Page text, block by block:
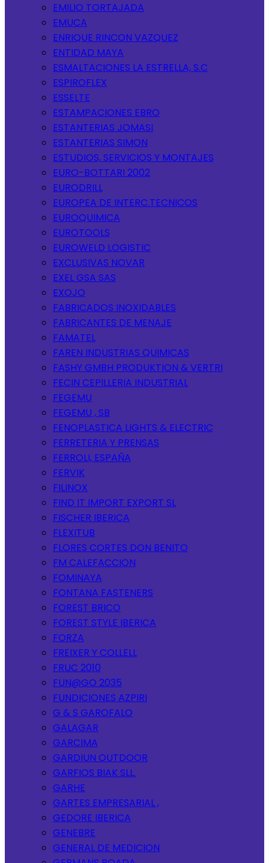
EMILIO TORTAJADA
EMUCA
ENRIQUE RINCON VAZQUEZ
ENTIDAD MAYA
ESMALTACIONES LA ESTRELLA, S.C
ESPIROFLEX
ESSELTE
ESTAMPACIONES EBRO
ESTANTERIAS JOMASI
ESTANTERIAS SIMON
ESTUDIOS, SERVICIOS Y MONTAJES
EURO-BOTTARI 2002
EURODRILL
EUROPEA DE INTERC.TECNICOS
EUROQUIMICA
EUROTOOLS
EUROWELD LOGISTIC
EXCLUSIVAS NOVAR
EXEL GSA SAS
EXOJO
FABRICADOS INOXIDABLES
FABRICANTES DE MENAJE
FAMATEL
FAREN INDUSTRIAS QUIMICAS
FASHY GMBH PRODUKTION & VERTRI
FECIN CEPILLERIA INDUSTRIAL
FEGEMU
FEGEMU , SB
FENOPLASTICA LIGHTS & ELECTRIC
FERRETERIA Y PRENSAS
FERROLI, ESPAÑA
FERVIK
FILINOX
FIND IT IMPORT EXPORT SL
FISCHER IBERICA
FLEXITUB
FLORES CORTES DON BENITO
FM CALEFACCION
FOMINAYA
FONTANA FASTENERS
FOREST BRICO
FOREST STYLE IBERICA
FORZA
FREIXER Y COLLELL
FRUC 2010
FUN@GO 2035
FUNDICIONES AZPIRI
G & S GAROFALO
GALAGAR
GARCIMA
GARDIUN OUTDOOR
GARFIOS BIAK SLL.
GARHE
GARTES EMPRESARIAL ,
GEDORE IBERICA
GENEBRE
GENERAL DE MEDICION